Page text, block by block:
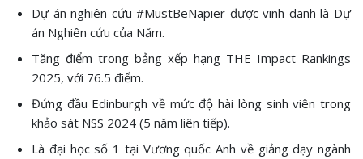
Dự án nghiên cứu #MustBeNapier được vinh danh là Dự
án Nghiên cứu của Năm.
Tăng điểm trong bảng xếp hạng THE Impact Rankings
2025, với 76.5 điểm.
Đứng đầu Edinburgh về mức độ hài lòng sinh viên trong
khảo sát NSS 2024 (5 năm liên tiếp).
Là đại học số 1 tại Vương quốc Anh về giảng dạy ngành